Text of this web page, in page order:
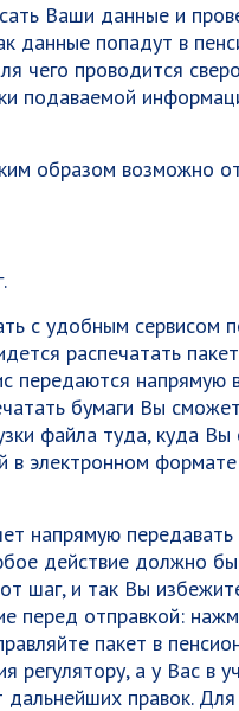
Ваши данные и
данные попадут в
чего проводится
подаваемой
образом возможно
с удобным сервисом
распечатать
передаются напрямую
бумаги Вы
файла туда, куда
в электронном
напрямую
действие должно
шаг, и так Вы
перед отправкой:
пакет в
регулятору, а у Вас в
правок.